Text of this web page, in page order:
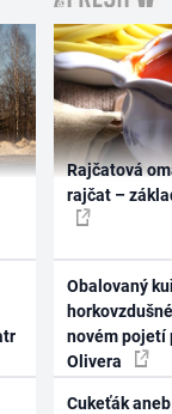
Rajčatová
rajčat –
Obalovaný
novém pojetí
Olivera
Cukeťák